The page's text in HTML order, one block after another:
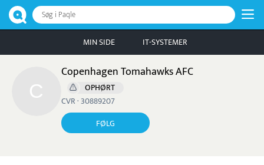
Søg i Paqle
MIN SIDE IT-SYSTEMER
Copenhagen Tomahawks AFC
OPHØRT
CVR · 30889207
FØLG